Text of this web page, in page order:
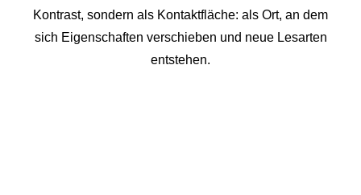
Kontrast, sondern als Kontaktfläche: als Ort, an dem
sich Eigenschaften verschieben und neue Lesarten
entstehen.